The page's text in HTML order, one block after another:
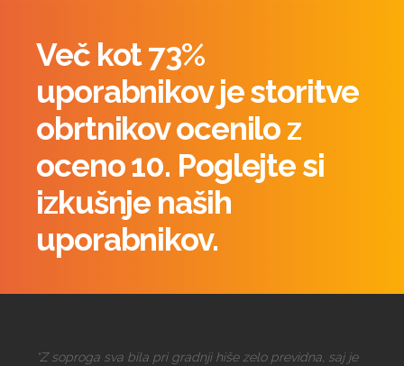
Več kot 73%
uporabnikov je storitve
obrtnikov ocenilo z
oceno 10. Poglejte si
izkušnje naših
uporabnikov.
“Z soproga sva bila pri gradnji hiše zelo previdna, saj je